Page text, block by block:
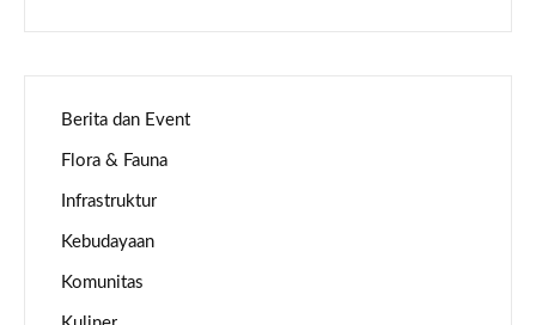
Berita dan Event
Flora & Fauna
Infrastruktur
Kebudayaan
Komunitas